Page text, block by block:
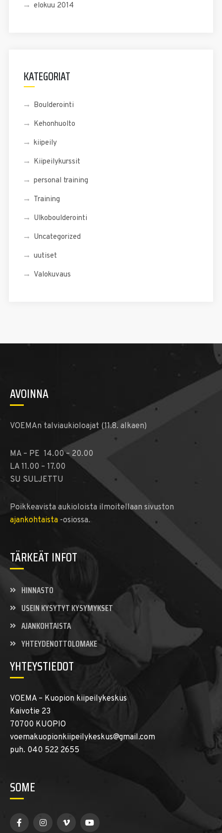
elokuu 2014
KATEGORIAT
Boulderointi
Kehonhuolto
kiipeily
Kiipeilykurssit
personal training
Training
Ulkoboulderointi
Uncategorized
uutiset
Valokuvaus
AVOINNA
VOEMAn talviaukioloajat (11.8. alkaen)
MA – PE 14.00 – 20.00
LA 11.00 – 17.00
SU SULJETTU
Poikkeavista aukioloista ilmoitellaan sivuston
ajankohtaista -osiossa.
TÄRKEÄT INFOT
HINNASTO
USEIN KYSYTYT KYSYMYKSET
AJANKOHTAISTA
YHTEYDENOTTOLOMAKE
YHTEYSTIEDOT
VOEMA – Kuopion kiipeilykeskus
Kaivotie 23
70700 KUOPIO
voemakuopionkiipeilykeskus@gmail.com
puh. 040 522 2655
SOME